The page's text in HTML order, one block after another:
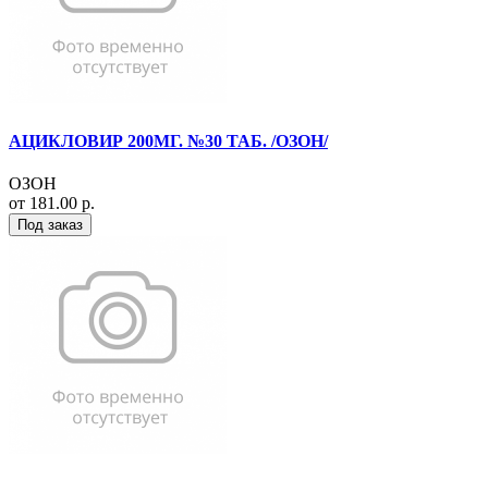
АЦИКЛОВИР 200МГ. №30 ТАБ. /ОЗОН/
ОЗОН
от 181.00 р.
Под заказ